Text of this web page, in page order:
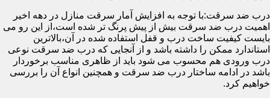
درب ضد سرقت:با توجه به افزایش آمار سرقت منازل در دهه اخیر
اهمیت درب ضد سرقت بیش از پیش پرنگ تر شده است،از این رو می
بایست کیفیت ساخت درب و قفل استفاده شده در آن،بالاترین
استاندارد ممکن را داشته باشد و از آنجایی که درب ضد سرقت نوعی
درب ورودی هم محسوب می شود باید از ظاهری مناسب برخوردار
باشد در ادامه ساختار درب ضد سرقت و همچنین انواع آن را بررسی
خواهیم کرد.